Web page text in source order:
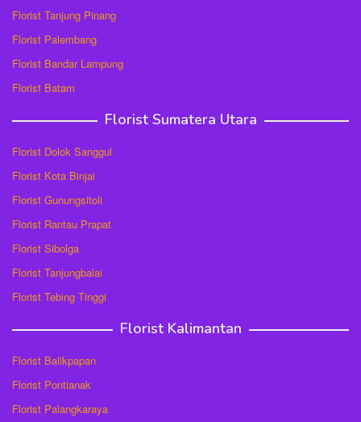
Florist Tanjung Pinang
Florist Palembang
Florist Bandar Lampung
Florist Batam
Florist Sumatera Utara
Florist Dolok Sanggul
Florist Kota Binjai
Florist Gunungsitoli
Florist Rantau Prapat
Florist Sibolga
Florist Tanjungbalai
Florist Tebing Tinggi
Florist Kalimantan
Florist Balikpapan
Florist Pontianak
Florist Palangkaraya